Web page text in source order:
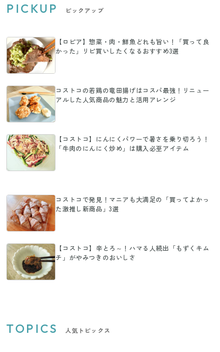
PICKUP ピックアップ
【ロピア】惣菜・肉・鮮魚どれも旨い！「買って良
かった」リピ買いしたくなるおすすめ3選
コストコの若鶏の竜田揚げはコスパ最強！リニュー
アルした人気商品の魅力と活用アレンジ
【コストコ】にんにくパワーで暑さを乗り切ろう！
「牛肉のにんにく炒め」は購入必至アイテム
コストコで発見！マニアも大満足の「買ってよかっ
た激推し新商品」3選
【コストコ】辛とろ～！ハマる人続出「もずくキム
チ」がやみつきのおいしさ
TOPICS 人気トピックス